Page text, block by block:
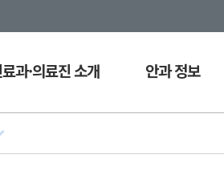
과·의료진 소개 안과 정보